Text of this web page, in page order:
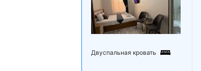
Двуспальная кровать